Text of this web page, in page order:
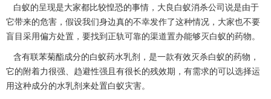
白蚁的呈现是大家都比较惶恐的事情，大良白蚁消杀公司说是由于
它带来的危害，假设我们身边真的不幸发作了这种情况 ，大家也不要
盲目采用偏方处置，要找到正轨可靠的渠道置办能够灭白蚁的药物。
含有联苯菊酯成分的白蚁药水乳剂，是一款有效灭杀白蚁的药物，
它的附着力很强、 趋避性强且有很长的残效期，有需求的可以选择运
用这种成分的水乳剂来处置白蚁灾害。